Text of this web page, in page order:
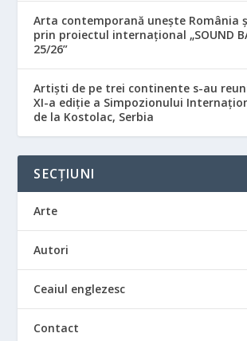
Arta contemporană unește România
prin proiectul internațional „SOUND
25/26”
Artiști de pe trei continente s-au
XI-a ediție a Simpozionului
de la Kostolac, Serbia
SECȚIUNI
Arte
Autori
Ceaiul englezesc
Contact